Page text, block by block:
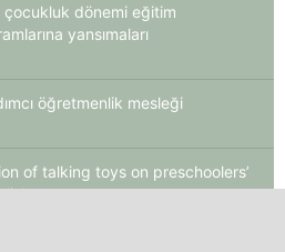
çocukluk dönemi eğitim
yansımaları
öğretmenlik mesleği
of talking toys on preschoolers’